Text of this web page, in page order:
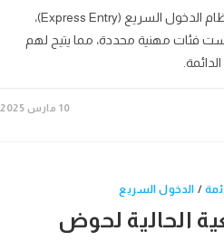
أدخلت كندا سحوبات جديدة ضمن نظام الدخول السريع (Express Entry)،
مهنية محددة، مما يتيح لهم
/الدخول السريع
الحالية لحوض